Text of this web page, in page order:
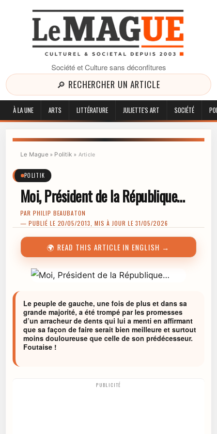
Société et Culture sans déconfitures
🔎 RECHERCHER UN ARTICLE
À LA UNE ARTS LITTÉRATURE JULIETTE'S ART SOCIÉTÉ
Le Mague» Politik » Article
POLITIK
Moi, Président de la République…
PAR PHILIP BEAUBATON
— PUBLIÉ LE 20/05/2013, MIS À JOUR LE 31/05/2026
🌍 READ THIS ARTICLE IN ENGLISH →
Le peuple de gauche, une fois de plus et dans sa
grande majorité, a été trompé par les promesses
d’un arracheur de dents qui lui a menti en affirmant
que sa façon de faire serait bien meilleure et surtout
moins douloureuse que celle de son prédécesseur.
Foutaise !
PUBLICITÉ